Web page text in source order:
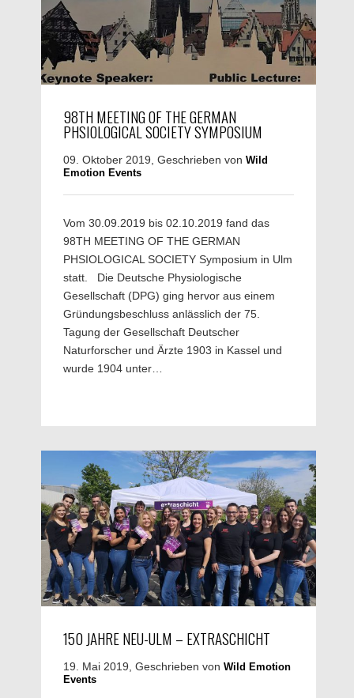
98TH MEETING OF THE GERMAN
PHSIOLOGICAL SOCIETY SYMPOSIUM
09. Oktober 2019, Geschrieben von Wild
Emotion Events
Vom 30.09.2019 bis 02.10.2019 fand das
98TH MEETING OF THE GERMAN
PHSIOLOGICAL SOCIETY Symposium in Ulm
statt. Die Deutsche Physiologische
Gesellschaft (DPG) ging hervor aus einem
Gründungsbeschluss anlässlich der 75.
Tagung der Gesellschaft Deutscher
Naturforscher und Ärzte 1903 in Kassel und
wurde 1904 unter…
150 JAHRE NEU-ULM – EXTRASCHICHT
19. Mai 2019, Geschrieben von Wild Emotion
Events